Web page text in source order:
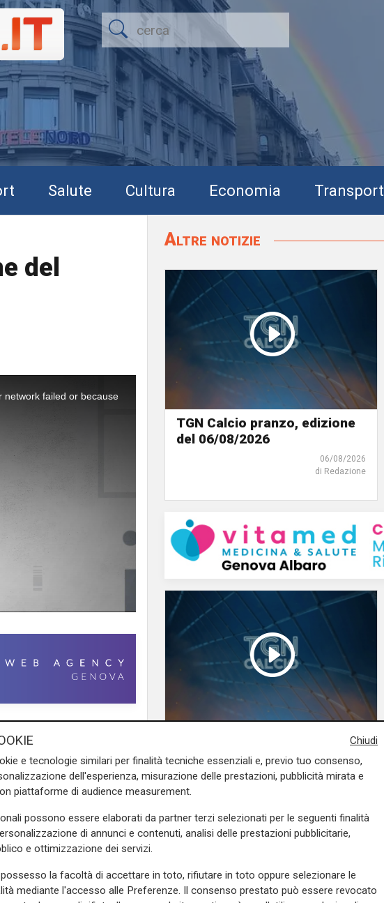
Salute Cultura Economia Transport
del
failed or because
Liguria seguiteci sul
Altre notizie
TGN Calcio pranzo, edizione
del 06/08/2026
06/08/2026
di Redazione
TGN Calcio pranzo, edizione
del 05/08/2026
05/08/2026
Chiudi
e tecnologie similari per finalità tecniche essenziali e, previo tuo consenso,
dell'esperienza, misurazione delle prestazioni, pubblicità mirata e
piattaforme di audience measurement.
possono essere elaborati da partner terzi selezionati per le seguenti finalità
di annunci e contenuti, analisi delle prestazioni pubblicitarie,
e ottimizzazione dei servizi.
la facoltà di accettare in toto, rifiutare in toto oppure selezionare le
mediante l'accesso alle Preferenze. Il consenso prestato può essere revocato